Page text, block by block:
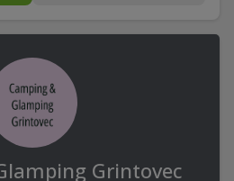
Grintovec